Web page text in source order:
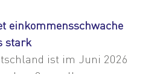
einkommensschwache
stark
ist im Juni 2026